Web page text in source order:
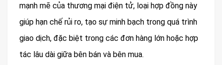
mạnh mẽ của thương mại điện tử, loại hợp đồng này
giúp hạn chế rủi ro, tạo sự minh bạch trong quá trình
giao dịch, đặc biệt trong các đơn hàng lớn hoặc hợp
tác lâu dài giữa bên bán và bên mua.